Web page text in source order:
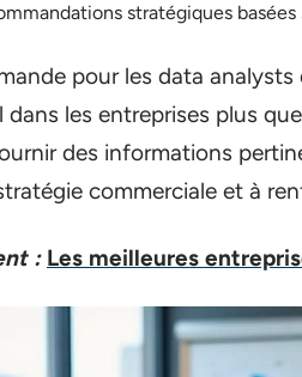
stratégiques
pour les data
dans les entreprises plus
des informations
commerciale et à
: Les meilleures